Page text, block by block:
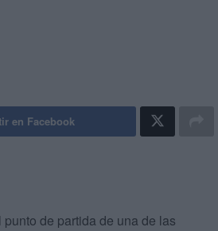
en Facebook
de partida de una de las